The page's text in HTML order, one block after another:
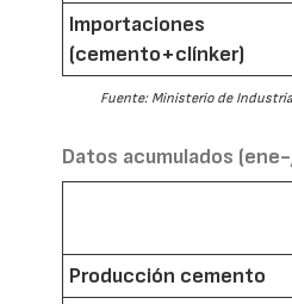
Importaciones
(cemento+clínker)
Fuente: Ministerio de
Datos acumulados
Producción cemento